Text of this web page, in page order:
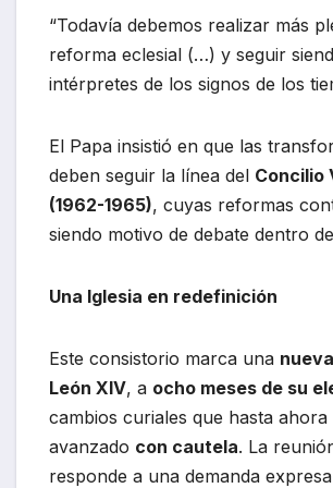
“Todavía debemos realizar más
reforma eclesial (…) y seguir
intérpretes de los signos de los
El Papa insistió en que las
deben seguir la línea del Concilio
(1962-1965), cuyas reformas
siendo motivo de debate dentro
Una Iglesia en redefinición
Este consistorio marca una
León XIV, a ocho meses de su
cambios curiales que hasta ahora
avanzado con cautela. La
responde a una demanda